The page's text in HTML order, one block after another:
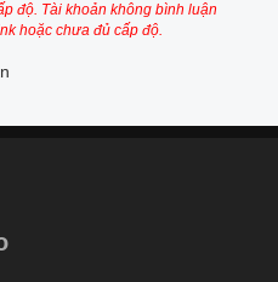
độ. Tài khoản không bình luận
hoặc chưa đủ cấp độ.